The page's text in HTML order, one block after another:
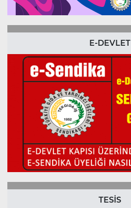
E-DEVLET
TESİS